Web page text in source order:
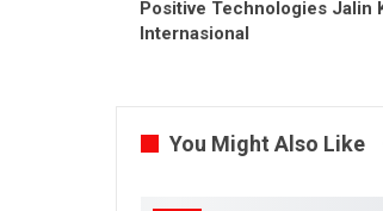
Positive Technologies Jalin
Internasional
You Might Also Like